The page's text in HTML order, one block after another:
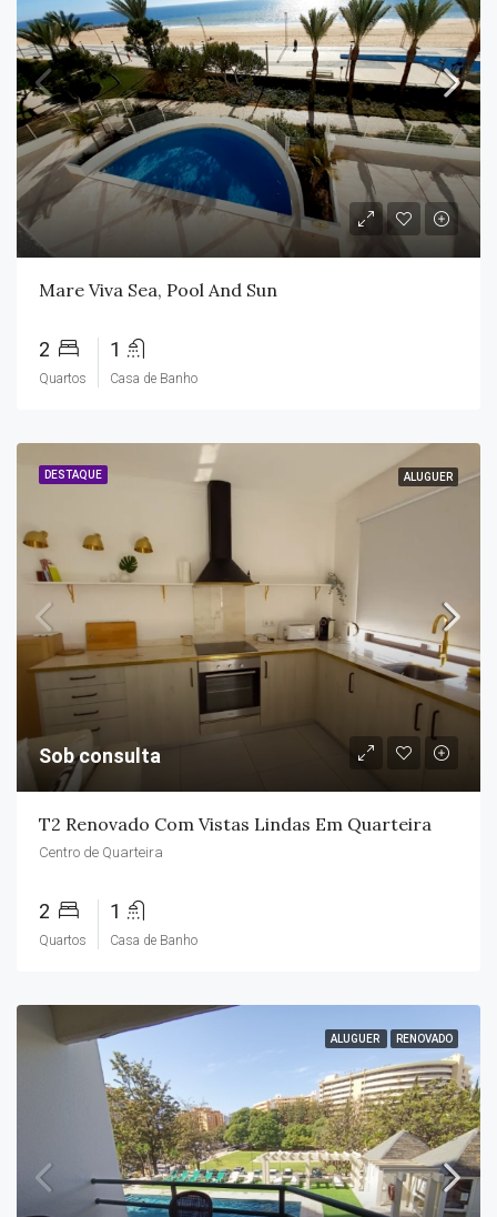
Mare Viva Sea, Pool And Sun
2
Quartos
1
Casa de Banho
DESTAQUE ALUGUER
Sob consulta
T2 Renovado Com Vistas Lindas Em Quarteira
Centro de Quarteira
2
Quartos
1
Casa de Banho
ALUGUER RENOVADO